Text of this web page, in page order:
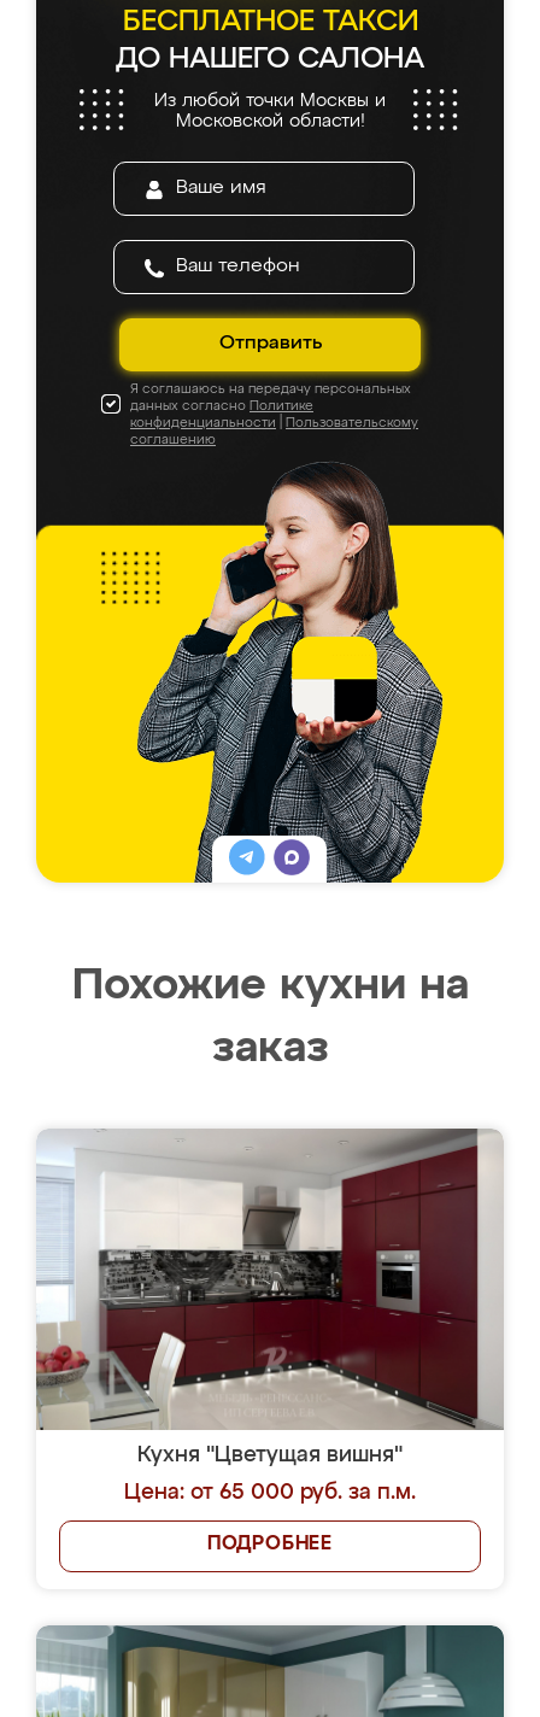
БЕСПЛАТНОЕ ТАКСИ
ДО НАШЕГО САЛОНА
Из любой точки Москвы и
Московской области!
Отправить
Я соглашаюсь на передачу персональных
данных согласно Политике
конфиденциальности
Пользовательскому
соглашению
Похожие кухни на
заказ
Кухня "Цветущая вишня"
Цена: от 65 000 руб. за п.м.
ПОДРОБНЕЕ